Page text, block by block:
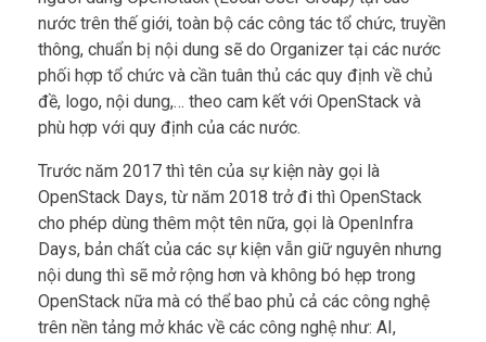
nước trên thế giới, toàn bộ các công tác tổ chức, truyền
thông, chuẩn bị nội dung sẽ do Organizer tại các nước
phối hợp tổ chức và cần tuân thủ các quy định về chủ
đề, logo, nội dung,… theo cam kết với OpenStack và
phù hợp với quy định của các nước.
Trước năm 2017 thì tên của sự kiện này gọi là
OpenStack Days, từ năm 2018 trở đi thì OpenStack
cho phép dùng thêm một tên nữa, gọi là OpenInfra
Days, bản chất của các sự kiện vẫn giữ nguyên nhưng
nội dung thì sẽ mở rộng hơn và không bó hẹp trong
OpenStack nữa mà có thể bao phủ cả các công nghệ
trên nền tảng mở khác về các công nghệ như: AI,